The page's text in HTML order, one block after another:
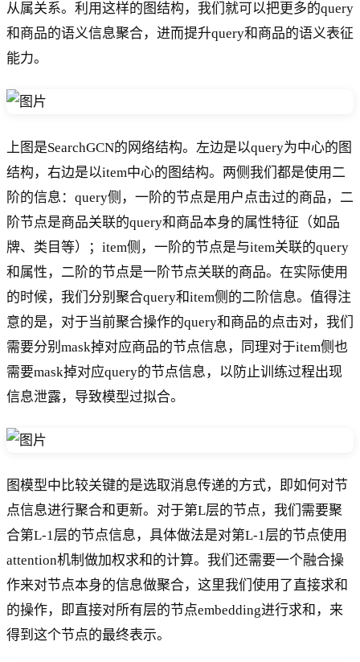
从属关系。利用这样的图结构，我们就可以把更多的query
和商品的语义信息聚合，进而提升query和商品的语义表征
能力。
上图是SearchGCN的网络结构。左边是以query为中心的图
结构，右边是以item中心的图结构。两侧我们都是使用二
阶的信息：query侧，一阶的节点是用户点击过的商品，二
阶节点是商品关联的query和商品本身的属性特征（如品
牌、类目等）；item侧，一阶的节点是与item关联的query
和属性，二阶的节点是一阶节点关联的商品。在实际使用
的时候，我们分别聚合query和item侧的二阶信息。值得注
意的是，对于当前聚合操作的query和商品的点击对，我们
需要分别mask掉对应商品的节点信息，同理对于item侧也
需要mask掉对应query的节点信息，以防止训练过程出现
信息泄露，导致模型过拟合。
图模型中比较关键的是选取消息传递的方式，即如何对节
点信息进行聚合和更新。对于第L层的节点，我们需要聚
合第L-1层的节点信息，具体做法是对第L-1层的节点使用
attention机制做加权求和的计算。我们还需要一个融合操
作来对节点本身的信息做聚合，这里我们使用了直接求和
的操作，即直接对所有层的节点embedding进行求和，来
得到这个节点的最终表示。